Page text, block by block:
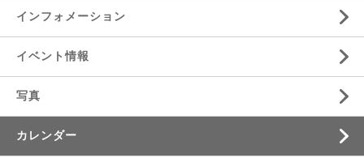
インフォメーション
イベント情報
写真
カレンダー